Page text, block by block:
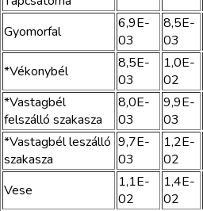
Gyomorfal
6,9E-
03
8,5E-
03
*Vékonybél
8,5E-
03
1,0E-
02
*Vastagbél
felszálló szakasza
8,0E-
03
9,9E-
03
*Vastagbél leszálló
szakasza
9,7E-
03
1,2E-
02
Vese
1,1E-
02
1,4E-
02